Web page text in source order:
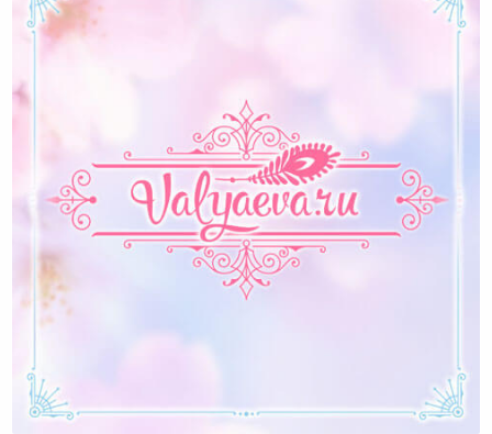
Пополни Запасы Своей Женской Энергии Прямо
Сейчас!